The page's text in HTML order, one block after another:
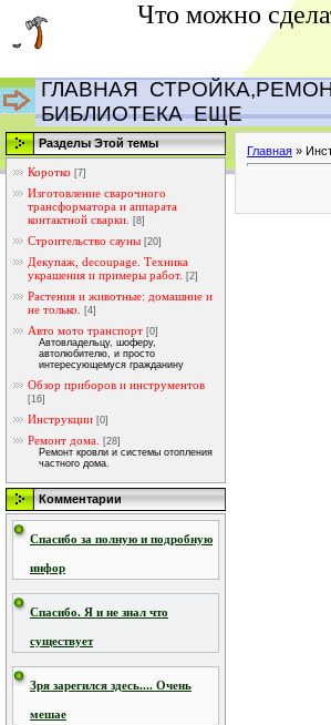
Что можно
ГЛАВНАЯ
БИБЛИОТЕКА ЕЩЕ
Разделы Этой темы
Коротко [7]
Изготовление сварочного
трансформатора и аппарата
контактной сварки.
[8]
Строительство сауны [20]
Декупаж, decoupage. Техника
украшения и примеры работ. [2]
Растения и животные: домашние и
не только.
[4]
Авто мото транспорт [0]
Автовладельцу, шоферу,
автолюбителю, и просто
интересующемуся гражданину
Обзор приборов и инструментов
[16]
Инструкции [0]
Ремонт дома.
[28]
Ремонт кровли и системы отопления
частного дома.
Комментарии
Спасибо за полную и подробную
инфор
Спасибо. Я и не знал что
существует
Зря зарегился здесь.... Очень
мешае
Главная »